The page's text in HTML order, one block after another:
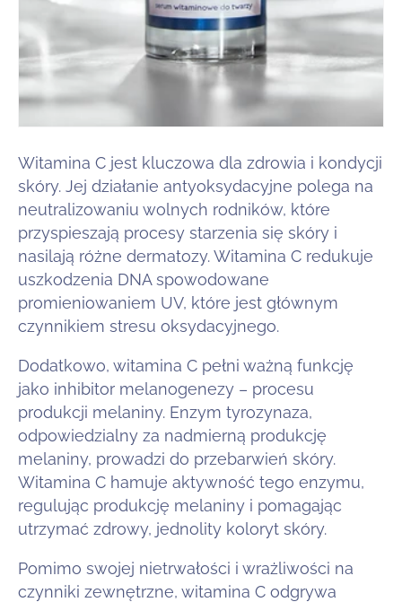
Witamina C jest kluczowa dla zdrowia i kondycji
skóry. Jej działanie antyoksydacyjne polega na
neutralizowaniu wolnych rodników, które
przyspieszają procesy starzenia się skóry i
nasilają różne dermatozy. Witamina C redukuje
uszkodzenia DNA spowodowane
promieniowaniem UV, które jest głównym
czynnikiem stresu oksydacyjnego.
Dodatkowo, witamina C pełni ważną funkcję
jako inhibitor melanogenezy – procesu
produkcji melaniny. Enzym tyrozynaza,
odpowiedzialny za nadmierną produkcję
melaniny, prowadzi do przebarwień skóry.
Witamina C hamuje aktywność tego enzymu,
regulując produkcję melaniny i pomagając
utrzymać zdrowy, jednolity koloryt skóry.
Pomimo swojej nietrwałości i wrażliwości na
czynniki zewnętrzne, witamina C odgrywa